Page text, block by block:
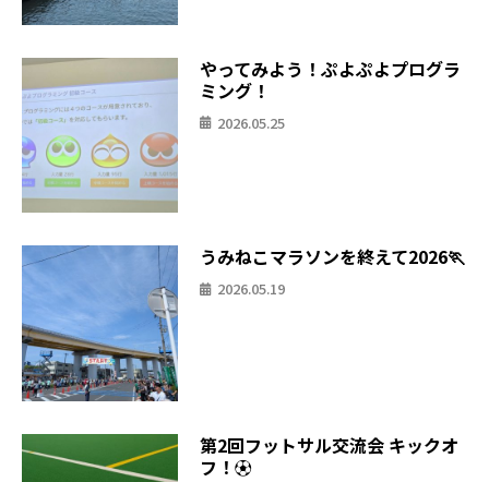
やってみよう！ぷよぷよプログラ
ミング！
2026.05.25
うみねこマラソンを終えて2026🏃
2026.05.19
第2回フットサル交流会 キックオ
フ！⚽